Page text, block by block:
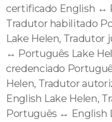
certificado English ↔️
Tradutor habilitado
Lake Helen, Tradutor
↔️ Português Lake
credenciado
Helen, Tradutor
English Lake Helen,
Português ↔️ English